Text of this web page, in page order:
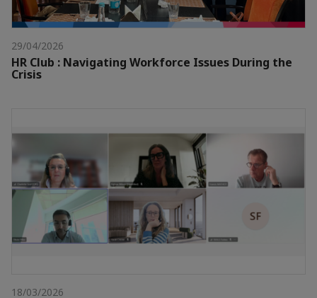
29/04/2026
HR Club : Navigating Workforce Issues During the
Crisis
18/03/2026